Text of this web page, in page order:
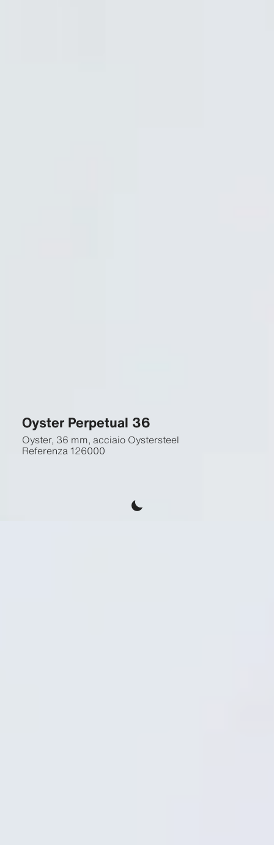
Oyster Perpetual 36
Oyster, 36 mm, acciaio Oystersteel
Referenza126000